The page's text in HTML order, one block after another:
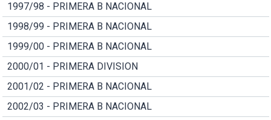
1997/98 - PRIMERA B NACIONAL
1998/99 - PRIMERA B NACIONAL
1999/00 - PRIMERA B NACIONAL
2000/01 - PRIMERA DIVISION
2001/02 - PRIMERA B NACIONAL
2002/03 - PRIMERA B NACIONAL